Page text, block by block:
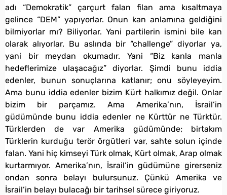
adı “Demokratik” çarçurt falan filan ama kısaltmaya
gelince “DEM” yapıyorlar. Onun kan anlamına geldiğini
bilmiyorlar mı? Biliyorlar. Yani partilerin ismini bile kan
olarak alıyorlar. Bu aslında bir “challenge” diyorlar ya,
yani bir meydan okumadır. Yani “Biz kanla manla
hedeflerimize ulaşacağız” diyorlar. Şimdi bunu iddia
edenler, bunun sonuçlarına katlanır; onu söyleyeyim.
Ama bunu iddia edenler bizim Kürt halkımız değil. Onlar
bizim bir parçamız. Ama Amerika’nın, İsrail’in
güdümünde bunu iddia edenler ne Kürttür ne Türktür.
Türklerden de var Amerika güdümünde; birtakım
Türklerin kurduğu terör örgütleri var, sahte solun içinde
falan. Yani hiç kimseyi Türk olmak, Kürt olmak, Arap olmak
kurtarmıyor. Amerika’nın, İsrail’in güdümüne girerseniz
ondan sonra belayı bulursunuz. Çünkü Amerika ve
İsrail’in belayı bulacağı bir tarihsel sürece giriyoruz.